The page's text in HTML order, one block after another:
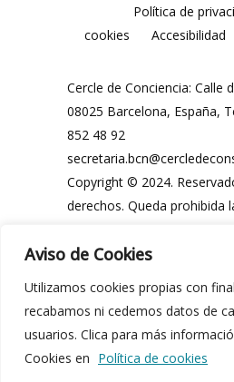
Aviso de Cookies
Utilizamos cookies propias con
recabamos ni cedemos datos de
usuarios. Clica para más
Cookies en Política de cookies
Política de
cookies
Accesibilidad
Cercle de Conciencia: Calle
08025 Barcelona, España,
852 48 92
Copyright © 2024.
derechos. Queda prohibida
utilización, total o parcial,
sin previa y expresa
del Cercle de Conciencia o
propietarios.